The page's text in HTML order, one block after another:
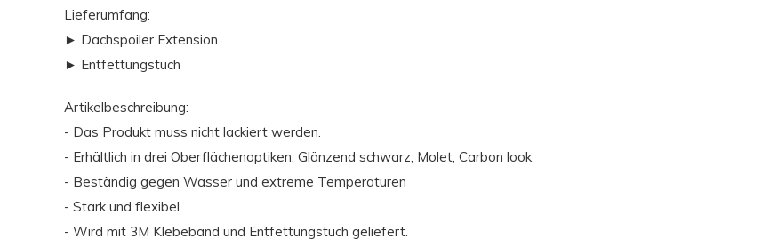
Lieferumfang:
► Dachspoiler Extension
► Entfettungstuch
Artikelbeschreibung:
- Das Produkt muss nicht lackiert werden.
- Erhältlich in drei Oberflächenoptiken: Glänzend schwarz, Molet, Carbon look
- Beständig gegen Wasser und extreme Temperaturen
- Stark und flexibel
- Wird mit 3M Klebeband und Entfettungstuch geliefert.